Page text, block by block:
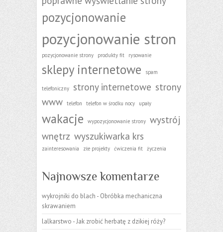
pozycjonowanie
pozycjonowanie stron
pozycjonowanie strony produkty fit rysowanie
sklepy internetowe spam
telefoniczny strony internetowe strony
www telefon telefon w środku nocy upały
wakacje wypozycjonowanie strony wystrój
wnętrz wyszukiwarka krs
zainteresowania złe projekty ćwiczenia fit życzenia
Najnowsze komentarze
wykrojniki do blach - Obróbka mechaniczna
skrawaniem
lalkarstwo -Jak zrobić herbatę z dzikiej róży?